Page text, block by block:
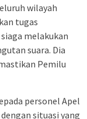
wilayah
tugas
melakukan
suara. Dia
Pemilu
personel Apel
situasi yang